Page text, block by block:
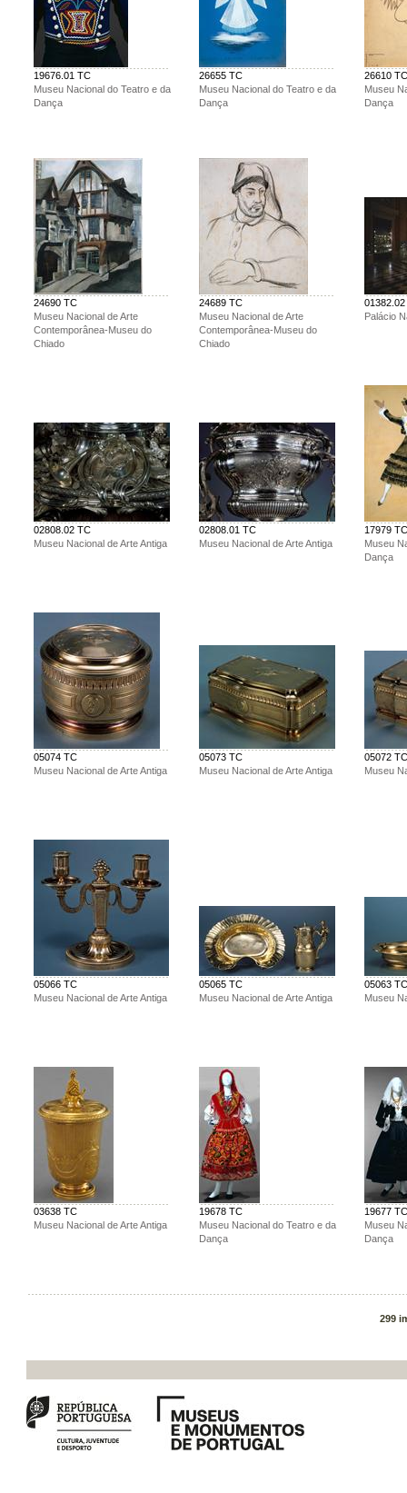
19676.01 TC
Museu Nacional do Teatro e da
Dança
26655 TC
Museu Nacional do Teatro e da
Dança
26610 TC
Museu
Dança
24690 TC
Museu Nacional de Arte
Contemporânea-Museu do
Chiado
24689 TC
Museu Nacional de Arte
Contemporânea-Museu do
Chiado
Palácio
02808.02 TC
Museu Nacional de Arte Antiga
02808.01 TC
Museu Nacional de Arte Antiga
17979 TC
Museu
Dança
05074 TC
Museu Nacional de Arte Antiga
05073 TC
Museu Nacional de Arte Antiga
05072 TC
Museu
05066 TC
Museu Nacional de Arte Antiga
05065 TC
Museu Nacional de Arte Antiga
05063 TC
Museu
03638 TC
Museu Nacional de Arte Antiga
19678 TC
Museu Nacional do Teatro e da
Dança
19677 TC
Museu
Dança
299